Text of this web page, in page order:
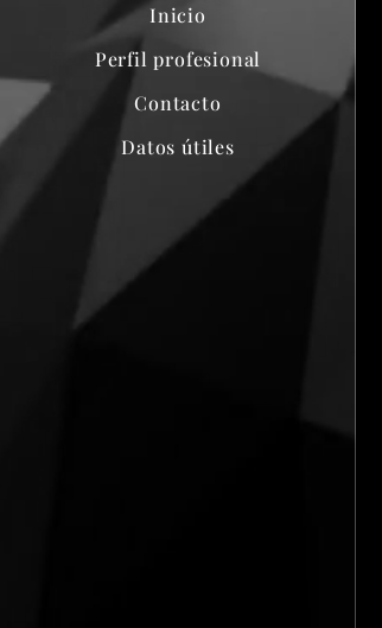
Inicio
Perfil profesional
Contacto
Datos útiles